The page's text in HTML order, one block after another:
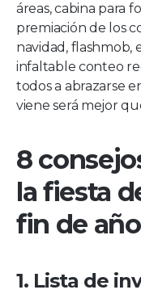
áreas, cabina para
premiación de los
navidad, flashmob,
infaltable conteo
todos a abrazarse
viene será mejor
8
la fiesta
fin de año
1. Lista de